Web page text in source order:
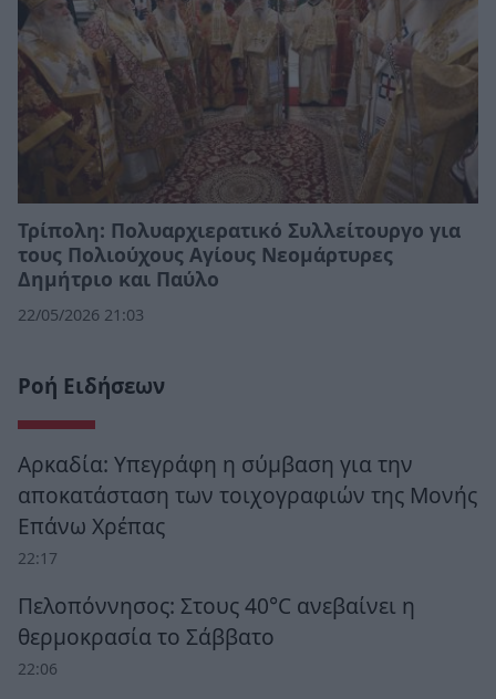
Τρίπολη: Πολυαρχιερατικό Συλλείτουργο για
τους Πολιούχους Αγίους Νεομάρτυρες
Δημήτριο και Παύλο
22/05/2026 21:03
Ροή Ειδήσεων
Αρκαδία: Υπεγράφη η σύμβαση για την
αποκατάσταση των τοιχογραφιών της Μονής
Επάνω Χρέπας
22:17
Πελοπόννησος: Στους 40°C ανεβαίνει η
θερμοκρασία το Σάββατο
22:06